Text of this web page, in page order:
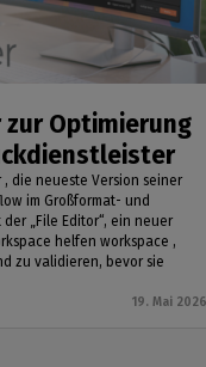
Optimierung
, die neueste Version seiner
im Großformat- und
„File Editor“, ein neuer
helfen workspace ,
zu validieren, bevor sie
19. Mai 2026